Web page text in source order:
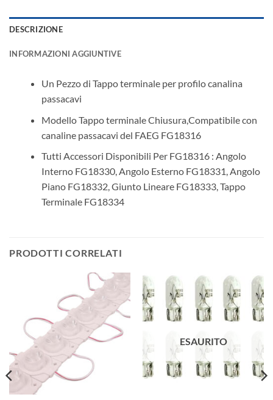
DESCRIZIONE
INFORMAZIONI AGGIUNTIVE
Un Pezzo di Tappo terminale per profilo canalina
passacavi
Modello Tappo terminale Chiusura,Compatibile con
canaline passacavi del FAEG FG18316
Tutti Accessori Disponibili Per FG18316 : Angolo
Interno FG18330, Angolo Esterno FG18331, Angolo
Piano FG18332, Giunto Lineare FG18333, Tappo
Terminale FG18334
PRODOTTI CORRELATI
ESAURITO